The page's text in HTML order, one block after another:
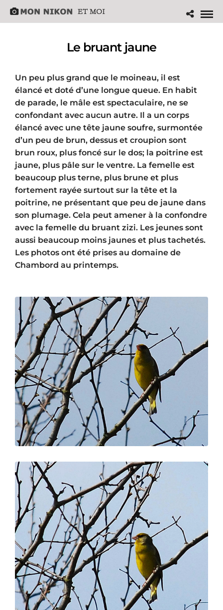
Le bruant jaune
Un peu plus grand que le moineau, il est
élancé et doté d’une longue queue. En habit
de parade, le mâle est spectaculaire, ne se
confondant avec aucun autre. Il a un corps
élancé avec une tête jaune soufre, surmontée
d’un peu de brun, dessus et croupion sont
brun roux, plus foncé sur le dos; la poitrine est
jaune, plus pâle sur le ventre. La femelle est
beaucoup plus terne, plus brune et plus
fortement rayée surtout sur la tête et la
poitrine, ne présentant que peu de jaune dans
son plumage. Cela peut amener à la confondre
avec la femelle du bruant zizi. Les jeunes sont
aussi beaucoup moins jaunes et plus tachetés.
Les photos ont été prises au domaine de
Chambord au printemps.